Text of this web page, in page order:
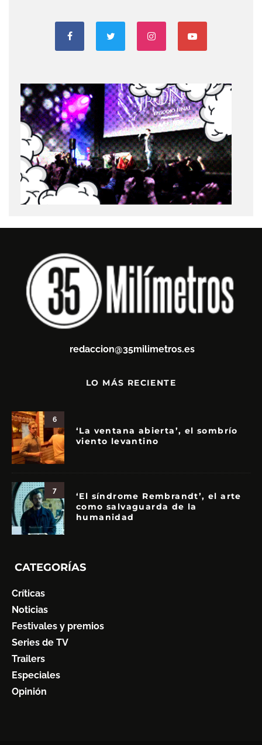
redaccion@35milimetros.es
LO MÁS RECIENTE
6
‘La ventana abierta’, el sombrío
viento levantino
7
‘El síndrome Rembrandt’, el arte
como salvaguarda de la
humanidad
CATEGORÍAS
Críticas
Noticias
Festivales y premios
Series de TV
Trailers
Especiales
Opinión